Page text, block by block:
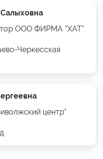
ООО ФИРМА "ХАТ"
Черкесская
центр"